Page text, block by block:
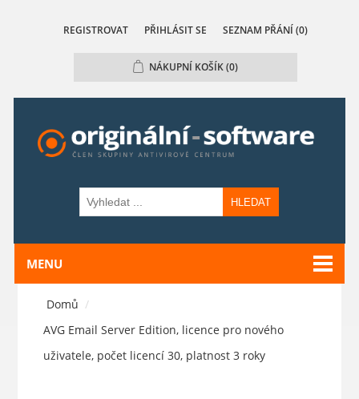
REGISTROVAT PŘIHLÁSIT SE SEZNAM PŘÁNÍ (0)
NÁKUPNÍ KOŠÍK(0)
HLEDAT
MENU
Domů /
AVG Email Server Edition, licence pro nového
uživatele, počet licencí 30, platnost 3 roky